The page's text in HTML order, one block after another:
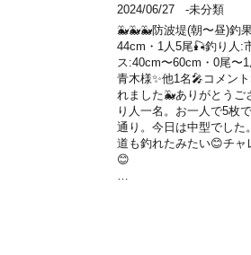
2024/06/27
-未分類
🐳🐳🐳防波堤(朝〜昼)釣
44cm・1人5尾🎣釣り人:
ス:40cm〜60cm・0尾〜
青木様✨他1名🎤コメン
れました🐳ありがとう
り人一名。お一人で5枚
通り。今日は中型でした
道も釣れたみたい😊チャ
😊
…